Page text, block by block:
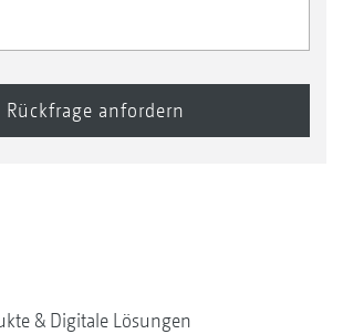
& Digitale Lösungen